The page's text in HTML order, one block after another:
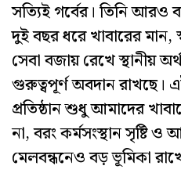
সত্যিই গর্বের। তিনি আরও
দুই বছর ধরে খাবারের মান,
সেবা বজায় রেখে স্থানীয়
গুরুত্বপূর্ণ অবদান রাখছে।
প্রতিষ্ঠান শুধু আমাদের
না, বরং কর্মসংস্থান সৃষ্টি ও
মেলবন্ধনেও বড় ভূমিকা